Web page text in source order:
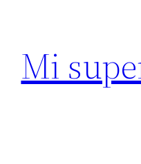
contenido
Mi